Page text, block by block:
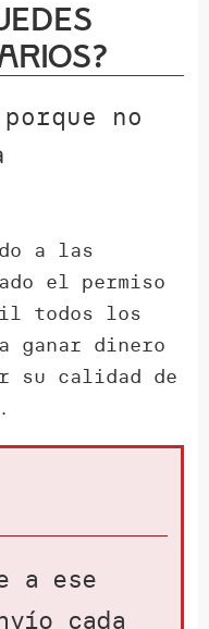
no
a las
el permiso
todos los
ganar dinero
su calidad de
a ese
cada